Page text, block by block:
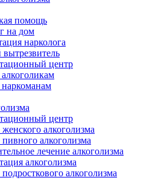
помощь
на дом
нарколога
центр
центр
алкоголизма
алкоголизма
лечение алкоголизма
алкоголизма
алкоголизма